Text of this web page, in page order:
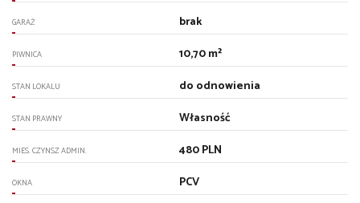
GARAŻ brak
PIWNICA 10,70 m²
STAN LOKALU do odnowienia
STAN PRAWNY Własność
MIES. CZYNSZ ADMIN. 480 PLN
OKNA PCV